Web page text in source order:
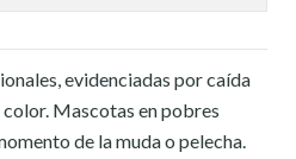
evidenciadas por caída
Mascotas en pobres
de la muda o pelecha.